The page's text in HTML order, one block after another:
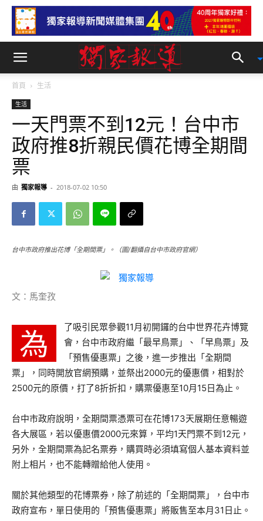
首頁 生活
生活
一天門票不到12元！台中市
政府推8折親民價花博全期間
票
由 獨家報導 - 2018-07-02 10:50
台中市政府推出花博「全期間票」。（圖/翻攝自台中市政府官網）
文：馬奎孜
為
了吸引民眾參觀11月初開鑼的台中世界花卉博覽
會，台中市政府繼「最早鳥票」、「早鳥票」及
「預售優惠票」之後，進一步推出「全期間
票」，同時開放官網預購，並祭出2000元的優惠價，相對於
2500元的原價，打了8折折扣，購票優惠至10月15日為止。
台中市政府說明，全期間票憑票可在花博173天展期任意暢遊
各大展區，若以優惠價2000元來算，平均1天門票不到12元，
另外，全期間票為記名票券，購買時必須填寫個人基本資料並
附上相片，也不能轉贈給他人使用。
關於其他類型的花博票券，除了前述的「全期間票」，台中市
政府宣布，單日使用的「預售優惠票」將販售至本月31日止。